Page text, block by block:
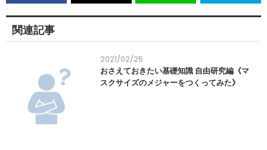
関連記事
2021/02/25
おさえておきたい基礎知識 自由研究編《マ
スクサイズのメジャーをつくってみた》